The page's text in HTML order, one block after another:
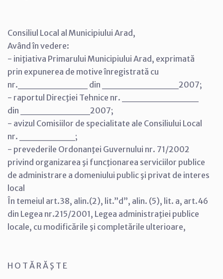
Consiliul Local al Municipiului Arad,
Având în vedere:
- iniţiativa Primarului Municipiului Arad, exprimată
prin expunerea de motive înregistrată cu
nr.__________ din ___________2007;
- raportul Direcţiei Tehnice nr. ___________
din __________2007;
- avizul Comisiilor de specialitate ale Consiliului Local
nr. ________;
- prevederile Ordonanţei Guvernului nr. 71/2002
privind organizarea şi funcţionarea serviciilor publice
de administrare a domeniului public şi privat de interes
local
În temeiul art.38, alin.(2), lit.”d”, alin. (5), lit. a, art.46
din Legea nr.215/2001, Legea administraţiei publice
locale, cu modificările şi completările ulterioare,
H O T Ă R Ă Ş T E